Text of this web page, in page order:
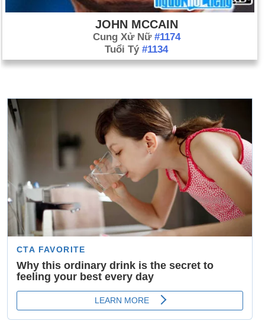
JOHN MCCAIN
Cung Xử Nữ #1174
Tuổi Tý #1134